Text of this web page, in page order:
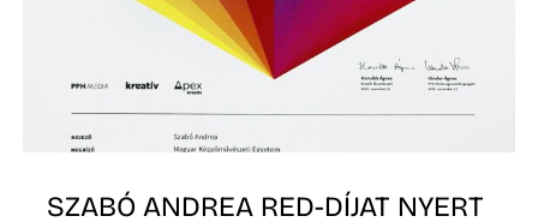
SZABÓ ANDREA RED-DÍJAT NYERT